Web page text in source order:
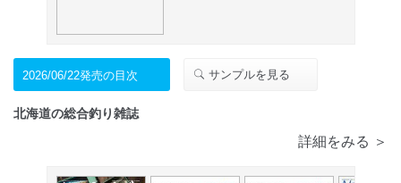
2026/06/22発売の目次 サンプルを見る
北海道の総合釣り雑誌
詳細をみる ＞